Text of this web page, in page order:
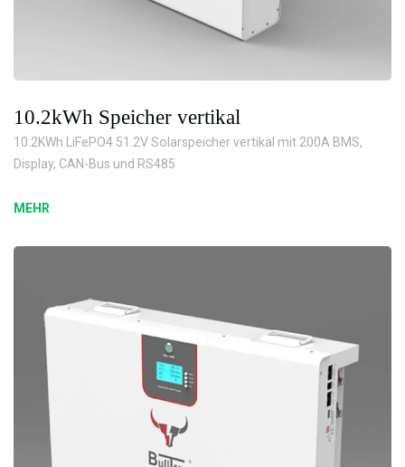
10.2kWh Speicher vertikal
10.2KWh LiFePO4 51.2V Solarspeicher vertikal mit 200A BMS,
Display, CAN-Bus und RS485
MEHR